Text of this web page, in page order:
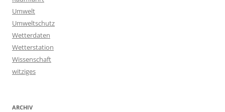
Umwelt
Umweltschutz
Wetterdaten
Wetterstation
Wissenschaft
witziges
ARCHIV